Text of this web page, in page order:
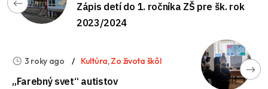
Zápis detí do 1. ročníka ZŠ pre šk. rok
2023/2024
3 roky ago Kultúra,Zo života škôl
„Farebný svet“ autistov